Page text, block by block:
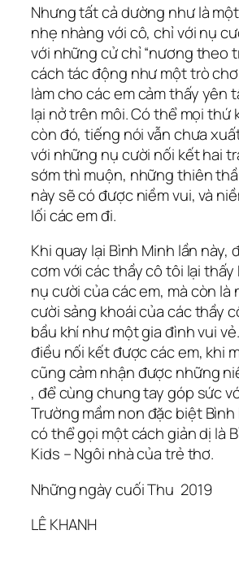
Nhưng tất cả dường như là
nhẹ nhàng với cô, chỉ với nụ
với những cử chỉ “nương theo
cách tác động như một trò
làm cho các em cảm thấy yên
lại nở trên môi. Có thể mọi thứ
còn đó, tiếng nói vẫn chưa
với những nụ cười nối kết hai
sớm thì muộn, những thiên
này sẽ có được niềm vui, và
lối các em đi.
Khi quay lại Bình Minh lần này,
cơm với các thầy cô tôi lại
nụ cười của các em, mà còn
cười sảng khoái của các thầy
bầu khí như một gia đình vui
điều nối kết được các em, khi
cũng cảm nhận được những
, để cùng chung tay góp sức
Trường mầm non đặc biệt Bình
có thể gọi một cách giản dị là
Kids – Ngôi nhà của trẻ thơ.
Những ngày cuối Thu 2019
LÊ KHANH